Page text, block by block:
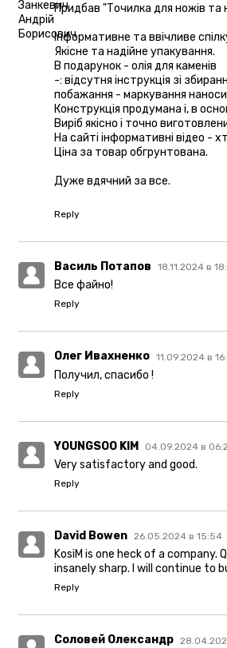
Придбав "Точилка для ножів та
Інформативне та ввічливе
Якісне та надійне упакування.
В подарунок - олія для каменів
-: відсутня інструкція зі
побажання - маркування
Конструкція продумана і, в
Виріб якісно і точно
На сайті інформативні відео -
Ціна за товар обгрунтована.
Дуже вдячний за все.
Reply
Василь Потапов 18.11.2024 в
Все файно!
Reply
Олег Ивахненко 11.09.2024 в
Получил, спасибо !
Reply
YOUNGSOO KIM 04.09.2024 в
Very satisfactory and good.
Reply
David Bowen 26.05.2024 в 15:54
KosiM is one heck of a
insanely sharp. I will continue to
Reply
Соловей Олександр